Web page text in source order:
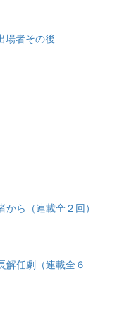
場者その後
ら（連載全２回）
解任劇（連載全６